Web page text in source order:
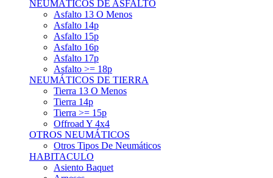
NEUMÁTICOS DE ASFALTO
Asfalto 13 O Menos
Asfalto 14p
Asfalto 15p
Asfalto 16p
Asfalto 17p
Asfalto >= 18p
NEUMÁTICOS DE TIERRA
Tierra 13 O Menos
Tierra 14p
Tierra >= 15p
Offroad Y 4x4
OTROS NEUMÁTICOS
Otros Tipos De Neumáticos
HABITACULO
Asiento Baquet